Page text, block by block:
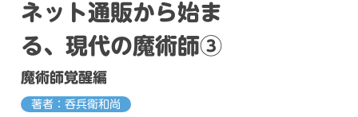
ネット通販から始ま
る、現代の魔術師③
魔術師覚醒編
著者：呑兵衛和尚